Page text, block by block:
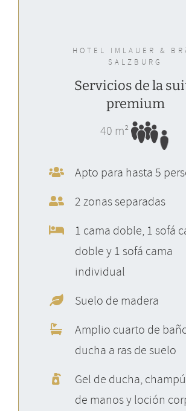
HOTEL IMLAUER &
SALZBURG
Servicios de la
premium
40 m²
Apto para hasta 5
2 zonas separadas
1 cama doble, 1 sofá
doble y 1 sofá cama
individual
Suelo de madera
Amplio cuarto de
ducha a ras de suelo
Gel de ducha,
de manos y loción